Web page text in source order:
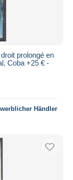
prolongé en
Coba +25 € -
Händler